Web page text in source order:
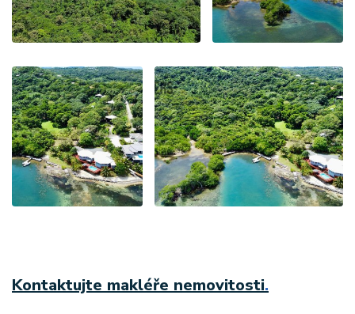
Kontaktujte makléře nemovitosti.